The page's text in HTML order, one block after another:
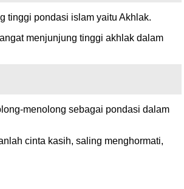
tinggi pondasi islam yaitu Akhlak.
menjunjung tinggi akhlak dalam
menolong sebagai pondasi dalam
cinta kasih, saling menghormati,